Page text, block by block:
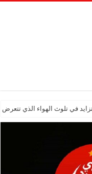
في تلوث الهواء الذي تتعرض